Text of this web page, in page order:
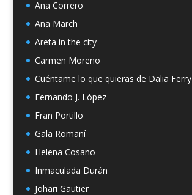
Ana Correro
Ana March
Areta in the city
Carmen Moreno
Cuéntame lo que quieras de Dalia Ferry
Fernando J. López
Fran Portillo
Gala Romaní
Helena Cosano
Inmaculada Durán
Johari Gautier